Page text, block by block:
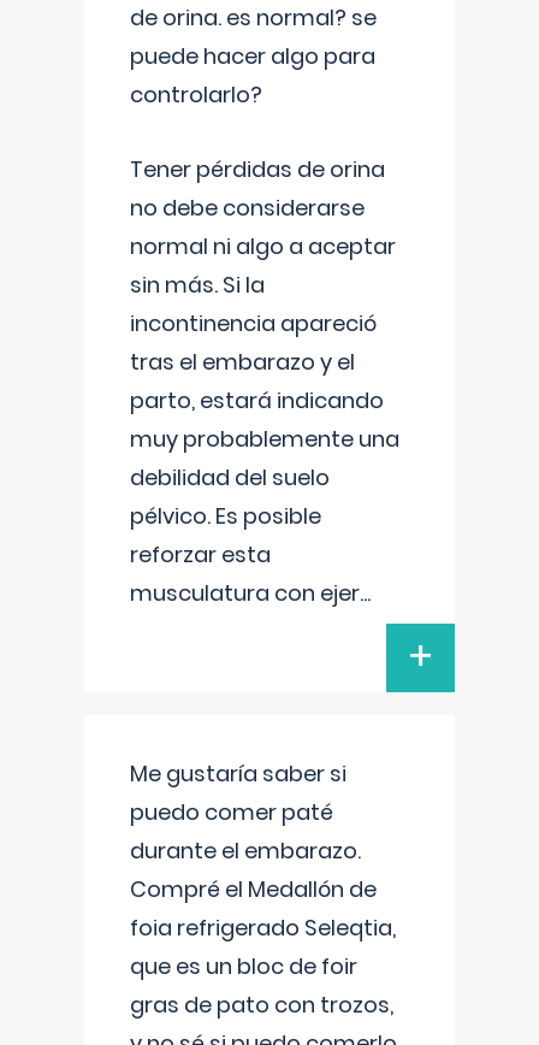
de orina. es normal? se
puede hacer algo para
controlarlo?
Tener pérdidas de orina
no debe considerarse
normal ni algo a aceptar
sin más. Si la
incontinencia apareció
tras el embarazo y el
parto, estará indicando
muy probablemente una
debilidad del suelo
pélvico. Es posible
reforzar esta
musculatura con ejer...
+
Me gustaría saber si
puedo comer paté
durante el embarazo.
Compré el Medallón de
foia refrigerado Seleqtia,
que es un bloc de foir
gras de pato con trozos,